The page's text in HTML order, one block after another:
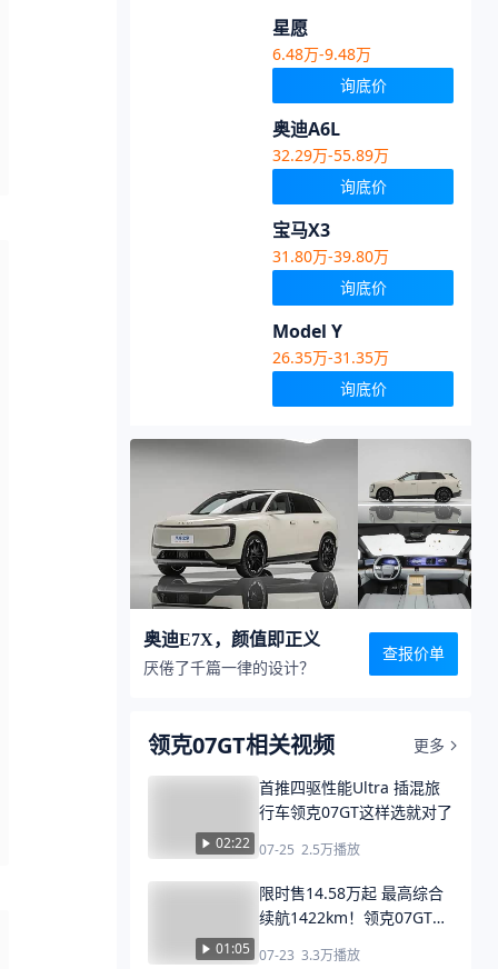
星愿
6.48万-9.48万
询底价
奥迪A6L
32.29万-55.89万
询底价
宝马X3
31.80万-39.80万
询底价
Model Y
26.35万-31.35万
询底价
奥迪E7X，颜值即正义
厌倦了千篇一律的设计？
查报价单
领克07GT相关视频 更多
02:22
首推四驱性能Ultra 插混旅
行车领克07GT这样选就对了
07-25 2.5万播放
01:05
限时售14.58万起 最高综合
续航1422km！领克07GT上
07-23 3.3万播放